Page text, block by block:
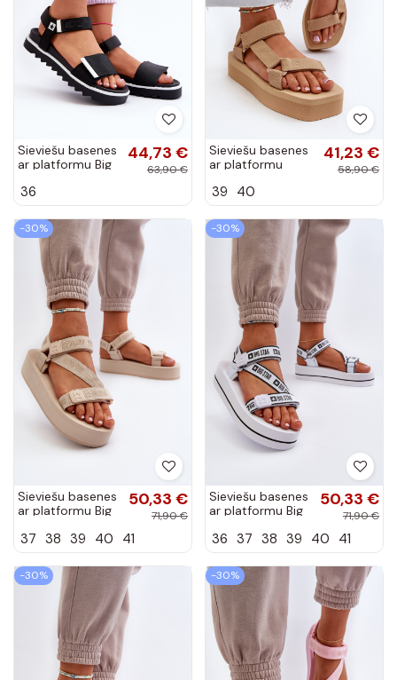
Sieviešu basenes
ar platformu Big
melnas krāsas
44,73 €
63,90 €
36
Sieviešu basenes
ar platformu
Edireda
41,23 €
58,90 €
39 40
-30%
Sieviešu basenes
ar platformu Big
smilšu krāsas
50,33 €
71,90 €
37 38 39 40 41
-30%
Sieviešu basenes
ar platformu Big
baltas krāsas
50,33 €
71,90 €
36 37 38 39 40 41
-30% -30%